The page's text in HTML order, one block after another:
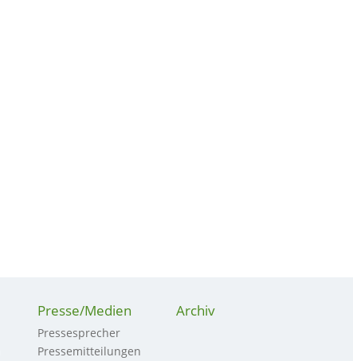
Presse/Medien
Pressesprecher
Pressemitteilungen
Archiv